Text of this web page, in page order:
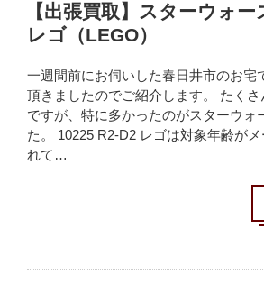
【出張買取】スターウォ
レゴ（LEGO）
一週間前にお伺いした春日井市のお宅
頂きましたのでご紹介します。 たく
ですが、特に多かったのがスターウォ
た。 10225 R2-D2 レゴは対象年齢が
れて…